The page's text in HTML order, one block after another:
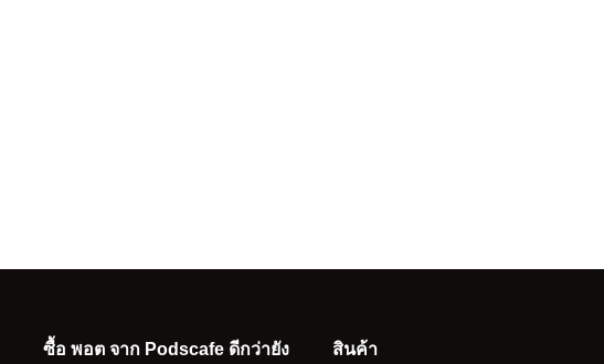
ซื้อ พอต จาก Podscafe ดีกว่ายัง
สินค้า